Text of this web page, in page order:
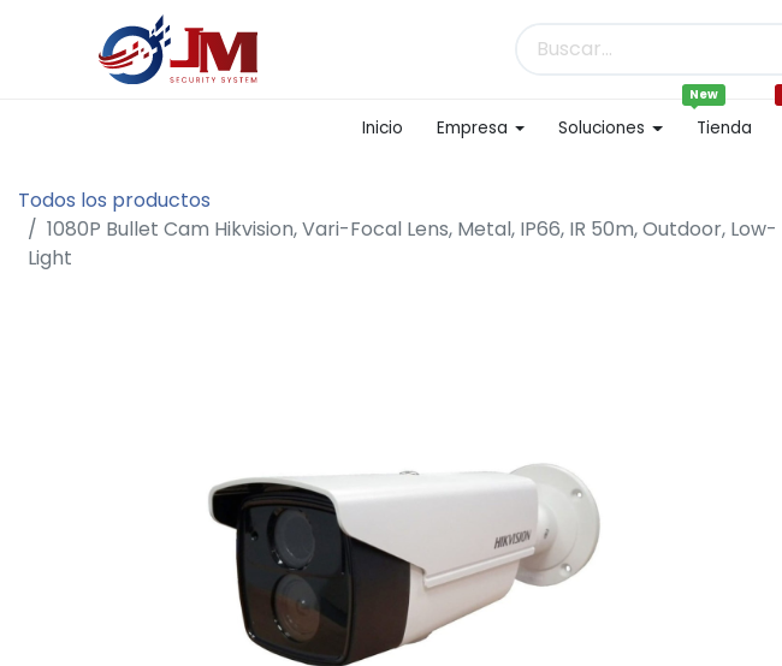
Inicio Empresa Soluciones Tienda
New
Todos los productos
1080P Bullet Cam Hikvision, Vari-Focal Lens, Metal, IP66, IR 50m, Outdoor, Low-
Light